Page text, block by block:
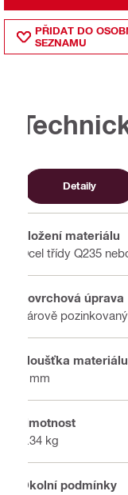
PŘIDAT DO
SEZNAMU
Detaily
Složení materiálu
Ocel třídy Q235
Povrchová úprava
Žárově
Tloušťka materiálu
4 mm
Hmotnost
0.34 kg
Okolní podmínky